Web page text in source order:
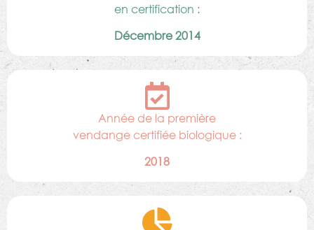
en certification :
Décembre 2014
Année de la première
vendange certifiée biologique :
2018